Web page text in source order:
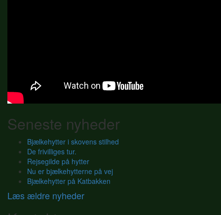
Seneste nyheder
Bjælkehytter i skovens stilhed
De frivilliges tur.
Rejsegilde på hytter
Nu er bjælkehytterne på vej
Bjælkehytter på Katbakken
Læs ældre nyheder